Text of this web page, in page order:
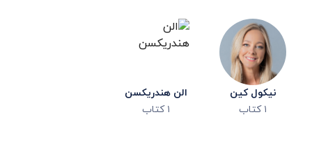
نیکول کین
۱ کتاب
الن هندریکسن
۱ کتاب